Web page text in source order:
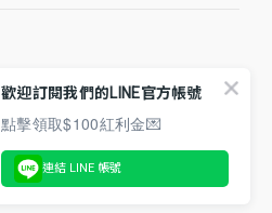
歡迎訂閱我們的LINE官方帳號
點擊領取$100紅利金💌
連結 LINE 帳號